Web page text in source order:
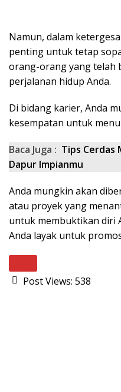
Namun, dalam
penting untuk tetap
orang-orang yang telah
perjalanan hidup Anda.
Di bidang karier, Anda
kesempatan untuk
Baca Juga : Tips
Dapur Impianmu
Anda mungkin akan
atau proyek yang
untuk membuktikan diri
Anda layak untuk
Post Views: 538